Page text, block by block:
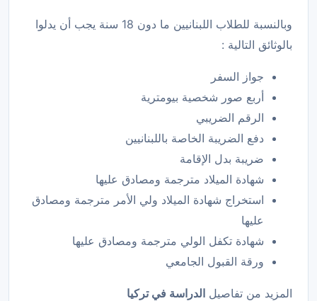
وبالنسبة للطلاب اللبنانيين ما دون 18 سنة يجب أن يدلوا
بالوثائق التالية :
جواز السفر
أربع صور شخصية بيومترية
الرقم الضريبي
دفع الضريبة الخاصة باللبنانيين
ضريبة بدل الإقامة
شهادة الميلاد مترجمة ومصادق عليها
استخراج شهادة الميلاد ولي الأمر مترجمة ومصادق
عليها
شهادة تكفل الولي مترجمة ومصادق عليها
ورقة القبول الجامعي
المزيد من تفاصيل الدراسة في تركيا